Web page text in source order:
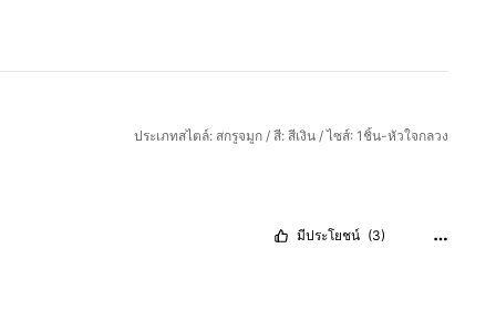
ประเภทสไตล์: สกรูจมูก / สี: สีเงิน / ไซส์: 1ชิ้น-หัวใจกลวง
มีประโยชน์ (3)